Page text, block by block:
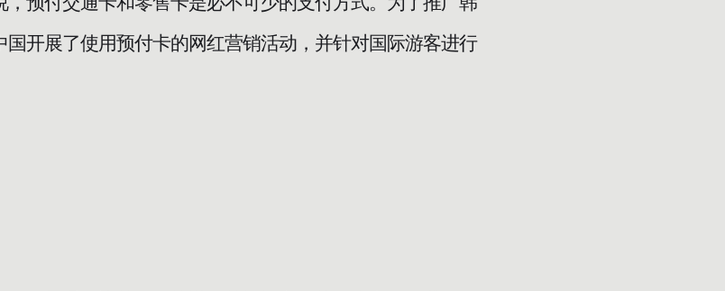
开展了使用预付卡的网红营销活动，并针对国际游客进行